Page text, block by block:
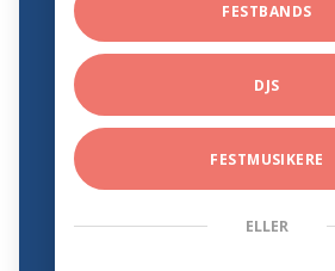
FESTBANDS
DJS
FESTMUSIKERE
ELLER